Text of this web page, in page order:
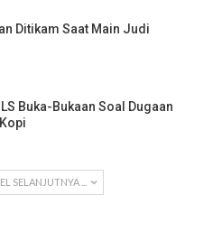
Ditikam Saat Main Judi
Buka-Bukaan Soal Dugaan
SELANJUTNYA ...